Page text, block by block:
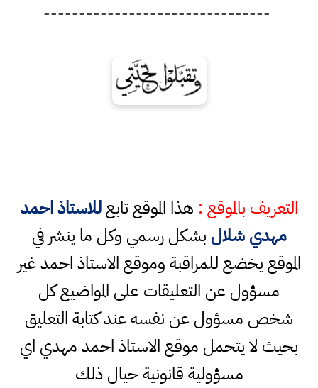
--------------------------------
التعريف بالموقع : هذا الموقع تابعللاستاذ احمد
مهدي شلال بشكل رسمي وكل ما ينشر في
الموقع يخضع للمراقبة وموقع الاستاذ احمد غير
مسؤول عن التعليقات على المواضيع كل
شخص مسؤول عن نفسه عند كتابة التعليق
بحيث لا يتحمل موقع الاستاذ احمد مهدي اي
مسؤولية قانونية حيال ذلك